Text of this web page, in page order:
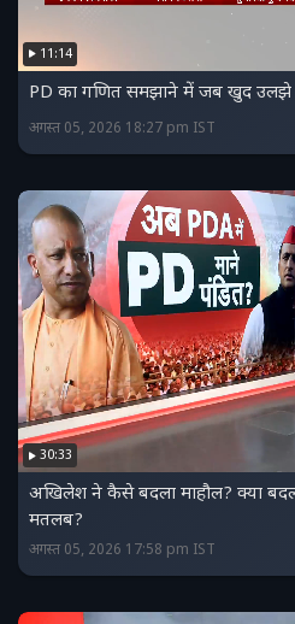
11:14
PD का गणित समझाने में जब खुद उलझे
अगस्त 05, 2026 18:27 pm IST
30:33
अखिलेश ने कैसे बदला माहौल? क्या
मतलब?
अगस्त 05, 2026 17:58 pm IST